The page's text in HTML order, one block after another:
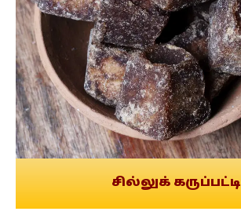
சில்லுக் கருப்பட்டி